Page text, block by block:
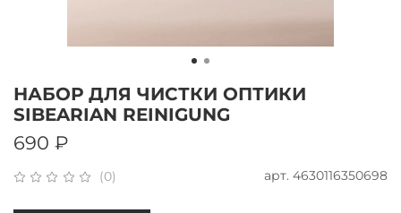
(0) арт. 4630116350698
НАБОР ДЛЯ ЧИСТКИ ОПТИКИ
SIBEARIAN REINIGUNG
690 ₽